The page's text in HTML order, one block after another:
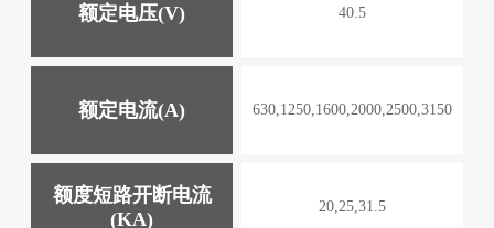
额定电压(V) 40.5
额定电流(A) 630,1250,1600,2000,2500,3150
额度短路开断电流
(KA)
20,25,31.5